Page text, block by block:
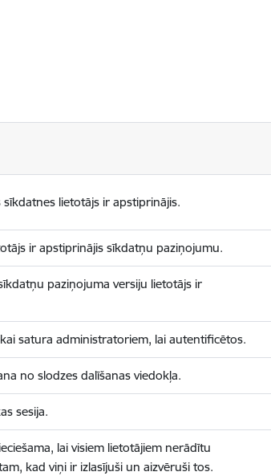
sīkdatnes lietotājs ir apstiprinājis.
ir apstiprinājis sīkdatņu paziņojumu.
paziņojuma versiju lietotājs ir
satura administratoriem, lai autentificētos.
no slodzes dalīšanas viedokļa.
sesija.
lai visiem lietotājiem nerādītu
kad viņi ir izlasījuši un aizvēruši tos.